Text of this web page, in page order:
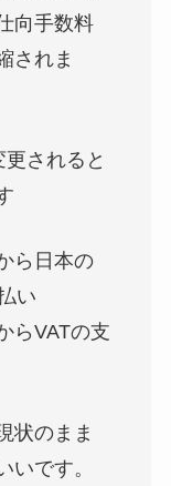
向手数料
されま
されると
ら日本の
い
らVATの支
状のまま
いです。